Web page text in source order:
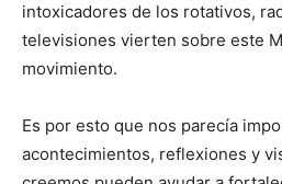
intoxicadores de los rotativos,
televisiones vierten sobre este
movimiento.
Es por esto que nos parecía
acontecimientos, reflexiones y